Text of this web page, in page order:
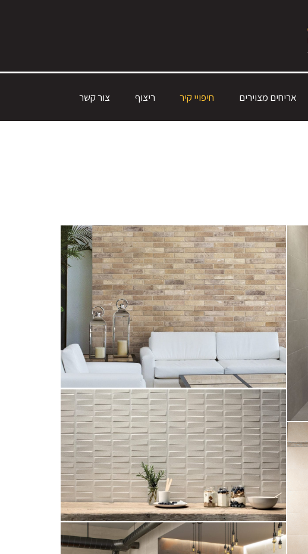
אריחים מצוירים חיפויי קיר ריצוף צור קשר